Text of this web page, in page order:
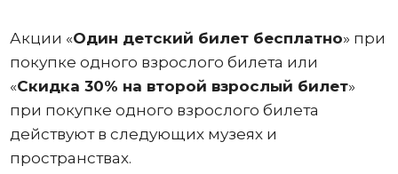
Акции «Один детский билет бесплатно» при
покупке одного взрослого билета или
«Скидка 30% на второй взрослый билет»
при покупке одного взрослого билета
действуют в следующих музеях и
пространствах.